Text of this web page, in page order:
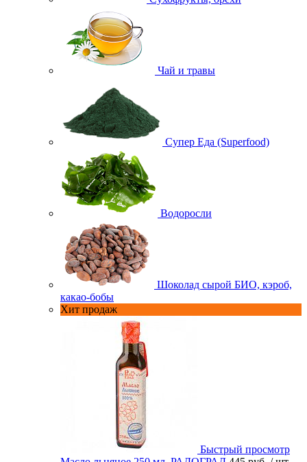
Чай и травы
Супер Еда (Superfood)
Водоросли
Шоколад сырой БИО, кэроб,
какао-бобы
Хит продаж
Быстрый просмотр